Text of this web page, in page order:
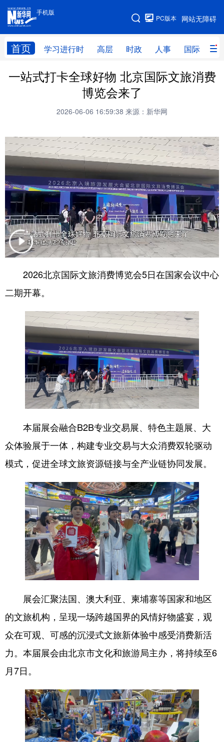
手机版
网站无障碍
PC版本
首页 学习进行时 高层 时政 人事 国际 财
手机版
网站地图
学习进行时 高层 时政 人事
财经 网评
思客智库 全球连线
科技 科普 体育 文化
健康 军事 访谈 视频
中央文件 金融 汽车
人居 信息化 乡村振兴
溯源中国 城市 旅游 能源
会展 彩票 娱乐 时尚
地方频道
北京 天津 河北 山西
辽宁 吉林 上海 江苏
浙江 安徽 福建 江西
山东 河南 湖北 湖南
广东 广西 海南 重庆
四川 贵州 云南 西藏
新疆 内蒙古 黑龙江
多语种频道
English Español Français عربى
Русский язык 日本語
Deutsch Português
一站式打卡全球好物 北京国际文旅消费
博览会来了
2026-06-06 16:59:38 来源：新华网
2026北京国际文旅消费博览会5日在国家会议中心
二期开幕。
本届展会融合B2B专业交易展、特色主题展、大
众体验展于一体，构建专业交易与大众消费双轮驱动
模式，促进全球文旅资源链接与全产业链协同发展。
展会汇聚法国、澳大利亚、柬埔寨等国家和地区
的文旅机构，呈现一场跨越国界的风情好物盛宴，观
众在可观、可感的沉浸式文旅新体验中感受消费新活
力。本届展会由北京市文化和旅游局主办，将持续至6
月7日。